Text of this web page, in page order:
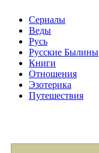
Сериалы
Веды
Русь
Русские Былины
Книги
Отношения
Эзотерика
Путешествия